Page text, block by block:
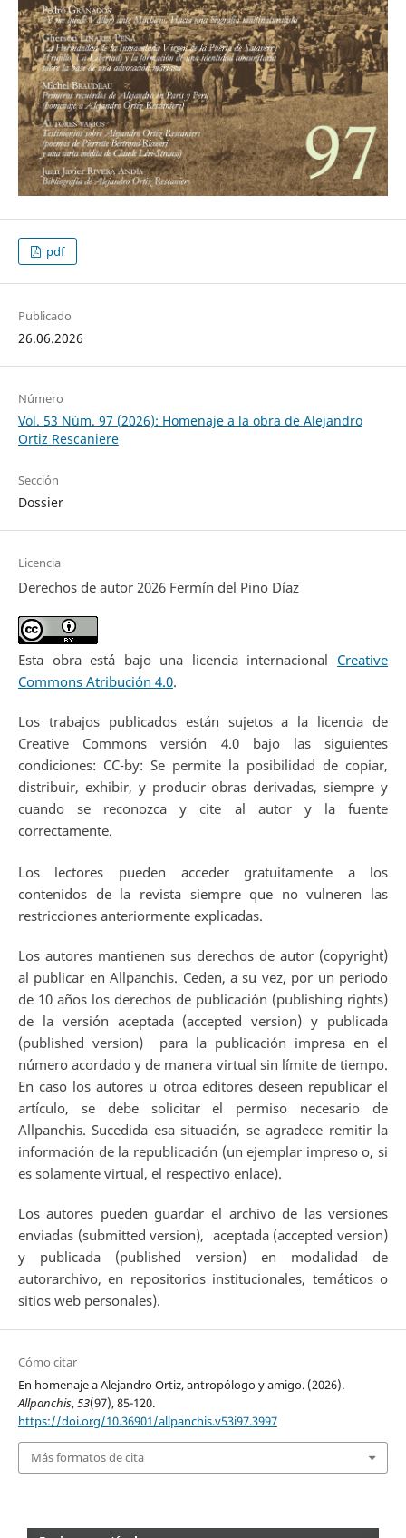
pdf
Publicado
26.06.2026
Número
Vol. 53 Núm. 97 (2026): Homenaje a la obra de Alejandro
Ortiz Rescaniere
Sección
Dossier
Licencia
Derechos de autor 2026 Fermín del Pino Díaz
Esta obra está bajo una licencia internacional Creative
Commons Atribución 4.0.
Los trabajos publicados están sujetos a la licencia de
Creative Commons versión 4.0 bajo las siguientes
condiciones: CC-by: Se permite la posibilidad de copiar,
distribuir, exhibir, y producir obras derivadas, siempre y
cuando se reconozca y cite al autor y la fuente
correctamente.
Los lectores pueden acceder gratuitamente a los
contenidos de la revista siempre que no vulneren las
restricciones anteriormente explicadas.
Los autores mantienen sus derechos de autor (copyright)
al publicar en Allpanchis. Ceden, a su vez, por un periodo
de 10 años los derechos de publicación (publishing rights)
de la versión aceptada (accepted version) y publicada
(published version) para la publicación impresa en el
número acordado y de manera virtual sin límite de tiempo.
En caso los autores u otroa editores deseen republicar el
artículo, se debe solicitar el permiso necesario de
Allpanchis. Sucedida esa situación, se agradece remitir la
información de la republicación (un ejemplar impreso o, si
es solamente virtual, el respectivo enlace).
Los autores pueden guardar el archivo de las versiones
enviadas (submitted version), aceptada (accepted version)
y publicada (published version) en modalidad de
autorarchivo, en repositorios institucionales, temáticos o
sitios web personales).
Cómo citar
En homenaje a Alejandro Ortiz, antropólogo y amigo. (2026).
Allpanchis,53(97), 85-120.
https://doi.org/10.36901/allpanchis.v53i97.3997
Más formatos de cita